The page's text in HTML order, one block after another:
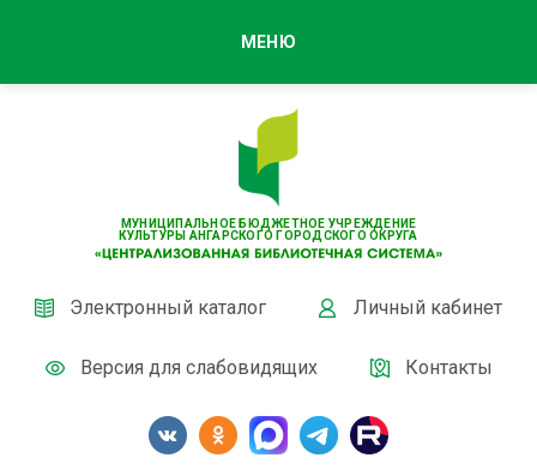
МУНИЦИПАЛЬНОЕ БЮДЖЕТНОЕ УЧРЕЖДЕНИЕ
КУЛЬТУРЫ АНГАРСКОГО ГОРОДСКОГО ОКРУГА
Электронный каталог Личный кабинет
Версия для слабовидящих Контакты
МЕНЮ